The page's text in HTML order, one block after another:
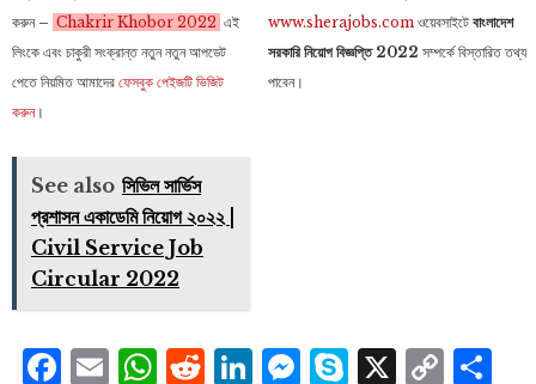
করুন – Chakrir Khobor 2022 এই
লিংকে এবং চাকুরী সংক্রান্ত নতুন নতুন আপডেট
পেতে নিয়মিত আমাদের ফেসবুক পেইজটি ভিজিট
করুন।
See also সিভিল সার্ভিস
প্রশাসন একাডেমি নিয়োগ ২০২২ |
Civil Service Job
Circular 2022
www.sherajobs.com ওয়েবসাইটে বাংলাদেশ
সরকারি নিয়োগ বিজ্ঞপ্তি 2022 সম্পর্কে বিস্তারিত তথ্য
পাবেন।
Facebook
Email
WhatsApp
Reddit
LinkedIn
Messenger
Skype
X